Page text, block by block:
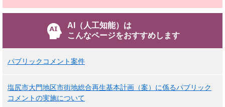
AI（人工知能）は
こんなページをおすすめします
パブリックコメント案件
塩尻市大門地区市街地総合再生基本計画（案）に係るパブリック
コメントの実施について